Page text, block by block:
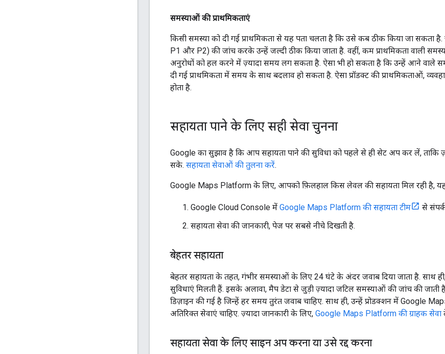
समस्याओं की प्राथमिकताएं
किसी समस्या को दी गई प्राथमिकता से यह पता चलता है कि उसे कब ठीक किया जा सकता है.
P1 और P2) की जांच करके उन्हें जल्दी ठीक किया जाता है. वहीं, कम प्राथमिकता वाली
अनुरोधों को हल करने में ज़्यादा समय लग सकता है. ऐसा भी हो सकता है कि उन्हें आने वाले
दी गई प्राथमिकता में समय के साथ बदलाव हो सकता है. ऐसा प्रॉडक्ट की प्राथमिकताओं,
होता है.
सहायता पाने के लिए सही सेवा चुनना
Google का सुझाव है कि आप सहायता पाने की सुविधा को पहले से ही सेट अप कर लें,
सके. सहायता सेवाओं की तुलना करें.
Google Maps Platform के लिए, आपको फ़िलहाल किस लेवल की सहायता मिल रही है,
Google Cloud Console में Google Maps Platform की सहायता टीम
से
सहायता सेवा की जानकारी, पेज पर सबसे नीचे दिखती है.
बेहतर सहायता
बेहतर सहायता के तहत, गंभीर समस्याओं के लिए 24 घंटे के अंदर जवाब दिया जाता है. साथ
सुविधाएं मिलती हैं. इसके अलावा, मैप डेटा से जुड़ी ज़्यादा जटिल समस्याओं की जांच की जाती
डिज़ाइन की गई है जिन्हें हर समय तुरंत जवाब चाहिए. साथ ही, उन्हें प्रोडक्शन में Google
अतिरिक्त सेवाएं चाहिए. ज़्यादा जानकारी के लिए, Google Maps Platform की ग्राहक सेवा
सहायता सेवा के लिए साइन अप करना या उसे रद्द करना